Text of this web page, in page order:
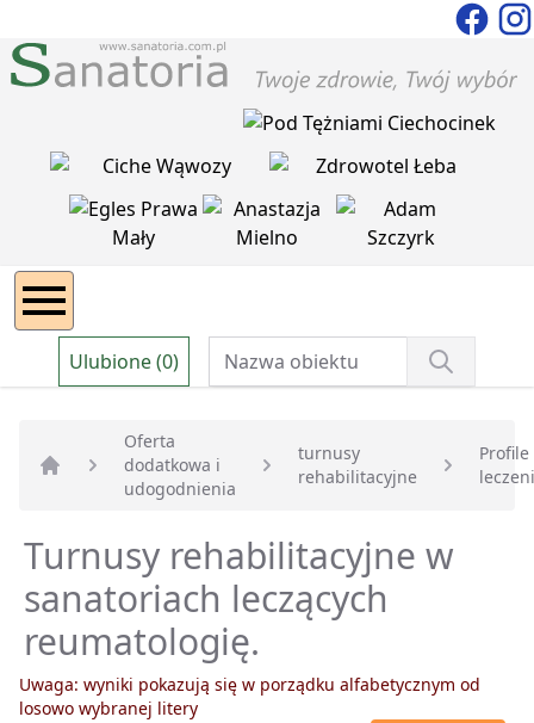
Ulubione (0)
Strona główna
Oferta
dodatkowa i
udogodnienia
turnusy
rehabilitacyjne
Profile
Turnusy rehabilitacyjne w
sanatoriach leczących
reumatologię.
Uwaga: wyniki pokazują się w porządku alfabetycznym od
losowo wybranej litery